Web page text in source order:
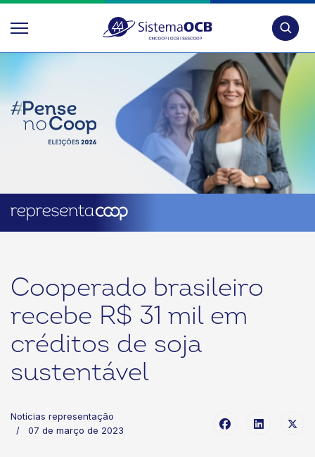
Cooperado brasileiro
recebe R$ 31 mil em
créditos de soja
sustentável
Notícias representação
07 de março de 2023